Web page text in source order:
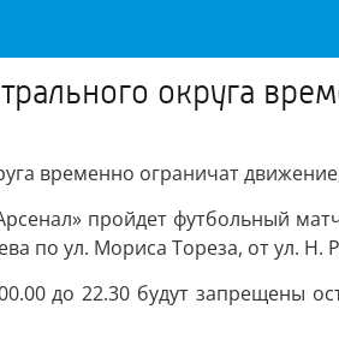
округа
временно ограничат
пройдет футбольный
по ул. Мориса Тореза, от ул. Н.
до 22.30 будут запрещены